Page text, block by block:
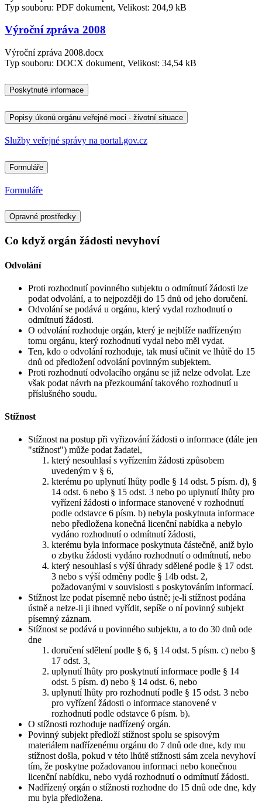
Typ souboru: PDF dokument, Velikost: 204,9 kB
Výroční zpráva 2008
Výroční zpráva 2008.docx
Typ souboru: DOCX dokument, Velikost: 34,54 kB
Poskytnuté informace
Popisy úkonů orgánu veřejné moci - životní situace
Služby veřejné správy na portal.gov.cz
Formuláře
Formuláře
Opravné prostředky
Co když orgán žádosti nevyhoví
Odvolání
Proti rozhodnutí povinného subjektu o odmítnutí žádosti lze
podat odvolání, a to nejpozději do 15 dnů od jeho doručení.
Odvolání se podává u orgánu, který vydal rozhodnutí o
odmítnutí žádosti.
O odvolání rozhoduje orgán, který je nejblíže nadřízeným
tomu orgánu, který rozhodnutí vydal nebo měl vydat.
Ten, kdo o odvolání rozhoduje, tak musí učinit ve lhůtě do 15
dnů od předložení odvolání povinným subjektem.
Proti rozhodnutí odvolacího orgánu se již nelze odvolat. Lze
však podat návrh na přezkoumání takového rozhodnutí u
příslušného soudu.
Stížnost
Stížnost na postup při vyřizování žádosti o informace (dále jen
"stížnost") může podat žadatel,
který nesouhlasí s vyřízením žádosti způsobem
uvedeným v § 6,
kterému po uplynutí lhůty podle § 14 odst. 5 písm. d), §
14 odst. 6 nebo § 15 odst. 3 nebo po uplynutí lhůty pro
vyřízení žádosti o informace stanovené v rozhodnutí
podle odstavce 6 písm. b) nebyla poskytnuta informace
nebo předložena konečná licenční nabídka a nebylo
vydáno rozhodnutí o odmítnutí žádosti,
kterému byla informace poskytnuta částečně, aniž bylo
o zbytku žádosti vydáno rozhodnutí o odmítnutí, nebo
který nesouhlasí s výší úhrady sdělené podle § 17 odst.
3 nebo s výší odměny podle § 14b odst. 2,
požadovanými v souvislosti s poskytováním informací.
Stížnost lze podat písemně nebo ústně; je-li stížnost podána
ústně a nelze-li ji ihned vyřídit, sepíše o ní povinný subjekt
písemný záznam.
Stížnost se podává u povinného subjektu, a to do 30 dnů ode
dne
doručení sdělení podle § 6, § 14 odst. 5 písm. c) nebo §
17 odst. 3,
uplynutí lhůty pro poskytnutí informace podle § 14
odst. 5 písm. d) nebo § 14 odst. 6, nebo
uplynutí lhůty pro rozhodnutí podle § 15 odst. 3 nebo
pro vyřízení žádosti o informace stanovené v
rozhodnutí podle odstavce 6 písm. b).
O stížnosti rozhoduje nadřízený orgán.
Povinný subjekt předloží stížnost spolu se spisovým
materiálem nadřízenému orgánu do 7 dnů ode dne, kdy mu
stížnost došla, pokud v této lhůtě stížnosti sám zcela nevyhoví
tím, že poskytne požadovanou informaci nebo konečnou
licenční nabídku, nebo vydá rozhodnutí o odmítnutí žádosti.
Nadřízený orgán o stížnosti rozhodne do 15 dnů ode dne, kdy
mu byla předložena.